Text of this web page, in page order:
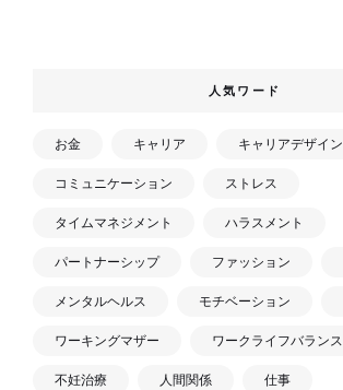
人気ワード
お金 キャリア キャリアデザイン
コミュニケーション ストレス
タイムマネジメント ハラスメント
パートナーシップ ファッション
メンタルヘルス モチベーション
ワーキングマザー ワークライフバランス
不妊治療 人間関係 仕事